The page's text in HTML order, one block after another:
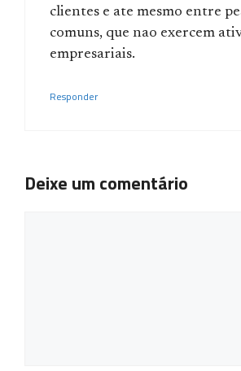
clientes e ate mesmo entre
comuns, que nao exercem
empresariais.
Responder
Deixe um comentário